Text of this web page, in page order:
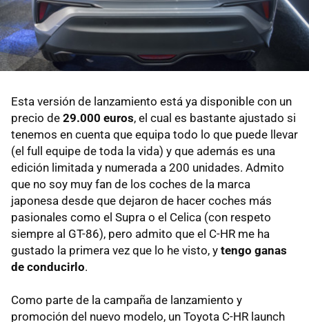
Esta versión de lanzamiento está ya disponible con un
precio de 29.000 euros, el cual es bastante ajustado si
tenemos en cuenta que equipa todo lo que puede llevar
(el full equipe de toda la vida) y que además es una
edición limitada y numerada a 200 unidades. Admito
que no soy muy fan de los coches de la marca
japonesa desde que dejaron de hacer coches más
pasionales como el Supra o el Celica (con respeto
siempre al GT-86), pero admito que el C-HR me ha
gustado la primera vez que lo he visto, y tengo ganas
de conducirlo.
Como parte de la campaña de lanzamiento y
promoción del nuevo modelo, un Toyota C-HR launch